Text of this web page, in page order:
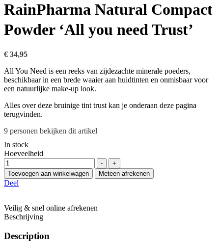
RainPharma Natural Compact
Powder ‘All you need Trust’
€ 34,95
All You Need is een reeks van zijdezachte minerale poeders,
beschikbaar in een brede waaier aan huidtinten en onmisbaar voor
een natuurlijke make-up look.​​​​​​​​
Alles over deze bruinige tint trust kan je onderaan deze pagina
terugvinden.
9 personen bekijken dit artikel
In stock
Hoeveelheid
-
+
Toevoegen aan winkelwagen
Meteen afrekenen
Deel
Veilig & snel online afrekenen
Beschrijving
Description